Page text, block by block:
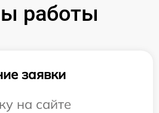
работы
заявки
на сайте